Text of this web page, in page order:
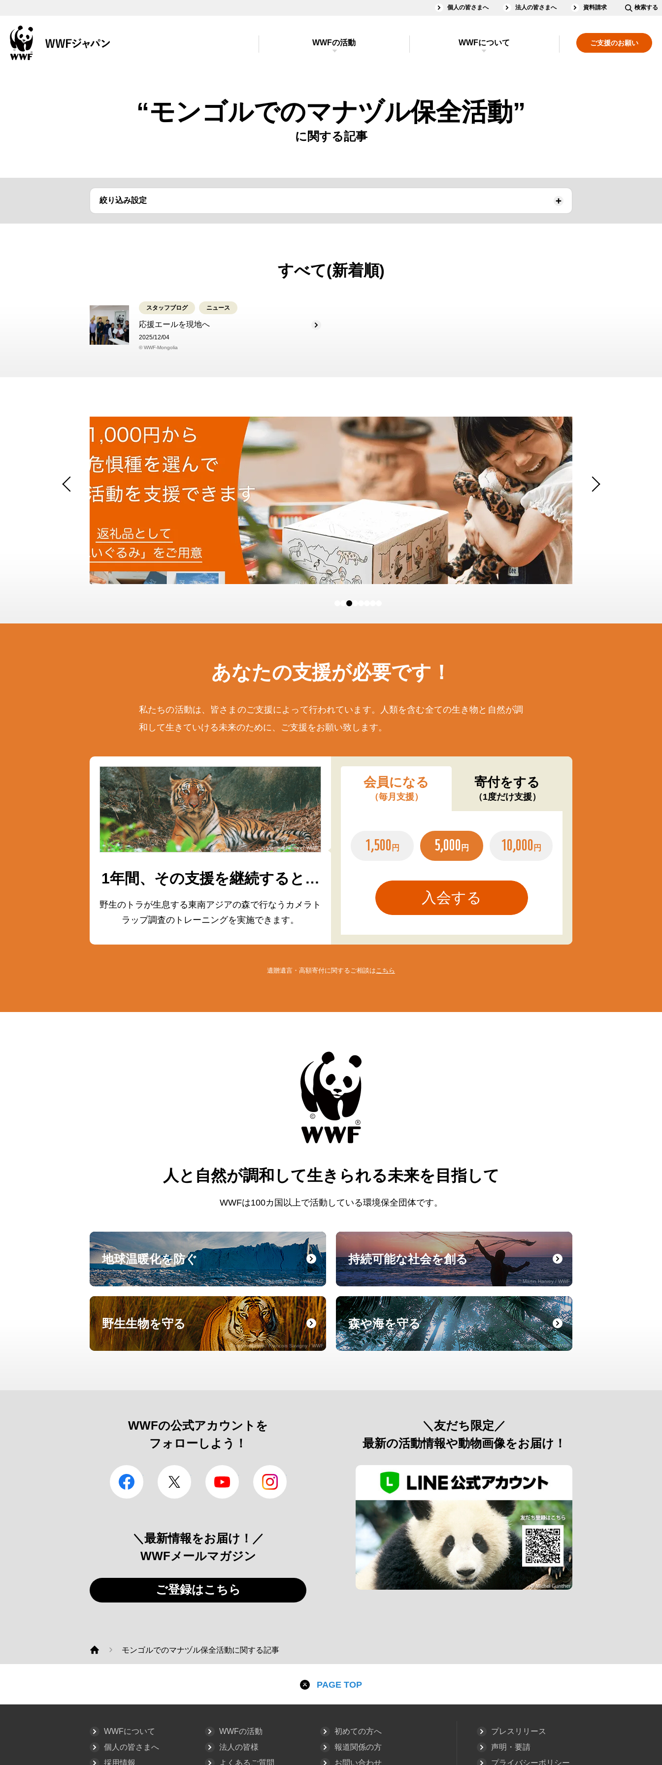
個人の皆さまへ 法人の皆さまへ 資料請求 検索する
ご支援のお願い
WWFの活動 WWFについて
“モンゴルでのマナヅル保全活動”
に関する記事
絞り込み設定
すべて(新着順)
スタッフブログ ニュース
応援エールを現地へ
2025/12/04
© WWF-Mongolia
あなたの支援が必要です！
私たちの活動は、皆さまのご支援によって行われています。人類を含む全ての生き物と自然が調
和して生きていける未来のために、ご支援をお願い致します。
© Vladimir Filonov / WWF
1年間、その支援を継続すると…
野生のトラが生息する東南アジアの森で行なう カメラト
ラップ調査の トレーニングを実施できます。
会員になる
（毎月支援）
寄付をする
（1度だけ支援）
1,500 円 5,000 円 10,000 円
遺贈遺言・高額寄付に関するご相談は こちら
人と自然が調和して生きられる未来を目指して
WWFは100カ国以上で活動している環境保全団体です。
地球温暖化を防ぐ
© Elisabeth Kruger / WWF-US
持続可能な社会を創る
© Martin Harvey / WWF
野生生物を守る
© naturepl.com / Francois Savigny / WWF
森や海を守る
© Roger Leguen / WWF
WWFの公式アカウントを
フォローしよう！
facebook Twitter YouTube
＼最新情報をお届け！／
WWFメールマガジン
ご登録はこちら
＼友だち限定／
最新の活動情報や動物画像をお届け！
WWF モンゴルでのマナヅル保全活動に関する記事
PAGE TOP
WWFについて WWFの活動
初めての方へ
個人の皆さまへ
法人の皆様
報道関係の方
採用情報
よくあるご質問 お問い合わせ
プレスリリース
声明・要請
プライバシーポリシー